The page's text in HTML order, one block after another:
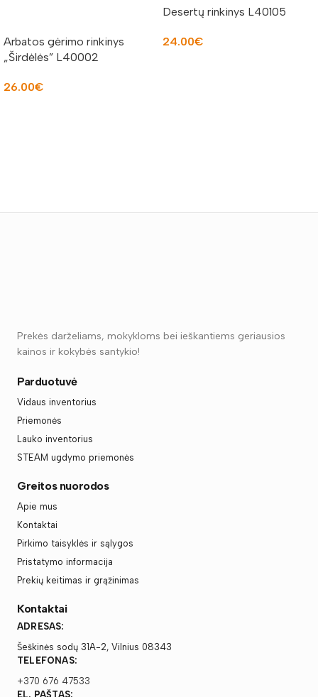
Arbatos gėrimo rinkinys
„Širdėlės” L40002
26.00€
Desertų rinkinys L40105
24.00€
Prekės darželiams, mokykloms bei ieškantiems geriausios
kainos ir kokybės santykio!
Parduotuvė
Vidaus inventorius
Priemonės
Lauko inventorius
STEAM ugdymo priemonės
Greitos nuorodos
Apie mus
Kontaktai
Pirkimo taisyklės ir sąlygos
Pristatymo informacija
Prekių keitimas ir grąžinimas
Kontaktai
ADRESAS:
Šeškinės sodų 31A-2, Vilnius 08343
TELEFONAS:
+370 676 47533
EL. PAŠTAS: